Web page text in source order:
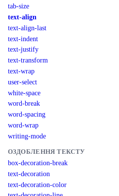
tab-size
text-align
text-align-last
text-indent
text-justify
text-transform
text-wrap
user-select
white-space
word-break
word-spacing
word-wrap
writing-mode
ОЗДОБЛЕННЯ ТЕКСТУ
box-decoration-break
text-decoration
text-decoration-color